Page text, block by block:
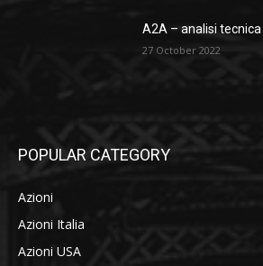
A2A – analisi tecnica
27 October 2022
POPULAR CATEGORY
Azioni
Azioni Italia
Azioni USA